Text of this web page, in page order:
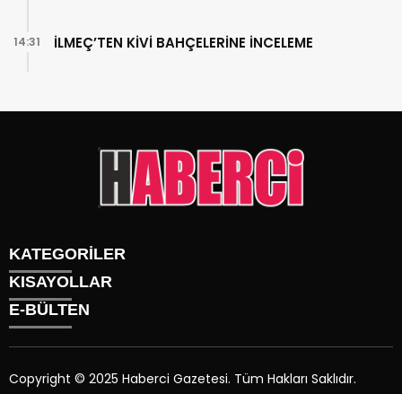
İLMEÇ’TEN KİVİ BAHÇELERİNE İNCELEME
14:31
KATEGORİLER
Gündem
Siyaset
Sağlık
KISAYOLLAR
Künye
Üyelik
İletişim
E-BÜLTEN
Copyright © 2025 Haberci Gazetesi. Tüm Hakları Saklıdır.